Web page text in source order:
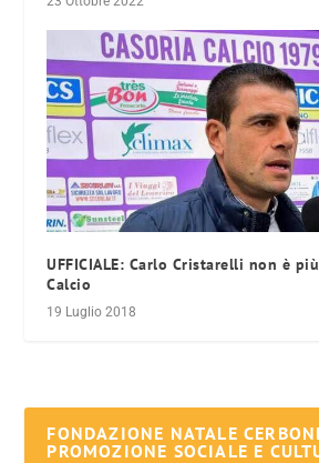
UFFICIALE: Carlo Cristarelli non è
Calcio
19 Luglio 2018
FONDAZIONE NATALE
PROMOZIONE SOCIALE E